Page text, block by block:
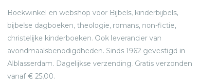
Boekwinkel en webshop voor Bijbels, kinderbijbels,
bijbelse dagboeken, theologie, romans, non-fictie,
christelijke kinderboeken. Ook leverancier van
avondmaalsbenodigdheden. Sinds 1962 gevestigd in
Alblasserdam. Dagelijkse verzending. Gratis verzonden
vanaf € 25,00.